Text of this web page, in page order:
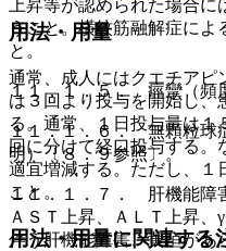
上昇等が認められた場合
うこと。横紋筋融解症によ
と。
１１．１．５． 痙攣（頻
１１．１．６． 無顆粒球
明）〔８．９参照〕。
１１．１．７． 肝機能障
ＡＳＴ上昇、ＡＬＴ上昇
伴う肝機能障害、黄疸があ
用法・用量
通常、成人にはクエチアピ
は３回より投与を開始し、
る。通常、１日投与量は１
回に分けて経口投与する。
適宜増減する。ただし、１
こと。
用法・用量に関連する